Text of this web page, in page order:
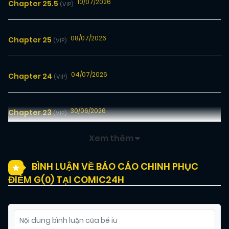
Chapter 25.5 (VIP)
Chapter 25 (VIP) 08/07/2026
Chapter 24 (VIP) 04/07/2026
Chapter 23(VIP) 30/06/2026
Chapter 21(VIP) 24/06/2026
Chapter 20(VIP) 22/06/2026
Xem thêm
BÌNH LUẬN VỀ BÁO CÁO CHINH PHỤC
ĐIỂM G(0) TẠI COMIC24H